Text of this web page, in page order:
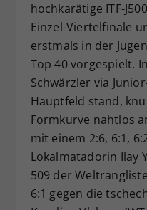
hochkarätige ITF-
Einzel-Viertelfinale
erstmals in der
Top 40 vorgespielt.
Schwärzler via
Hauptfeld stand,
Formkurve nahtlos
mit einem 2:6, 6:1,
Lokalmatadorin Ilay
509 der
6:1 gegen die